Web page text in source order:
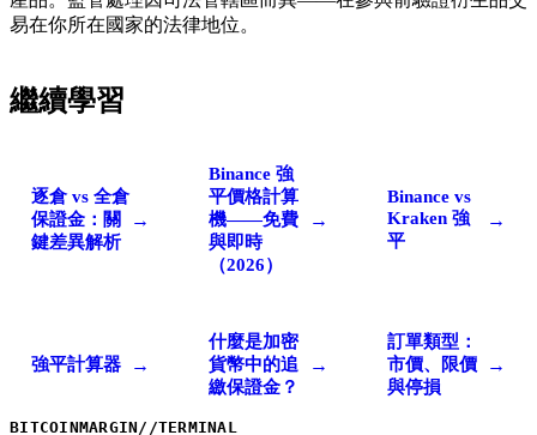
易在你所在國家的法律地位。
繼續學習
逐倉 vs 全倉
保證金：關
鍵差異解析
→
Binance 強
平價格計算
機——免費
與即時
（2026）
→
Binance vs
Kraken 強
平
→
強平計算器 →
什麼是加密
貨幣中的追
繳保證金？
→
訂單類型：
市價、限價
與停損
→
BITCOINMARGIN//TERMINAL